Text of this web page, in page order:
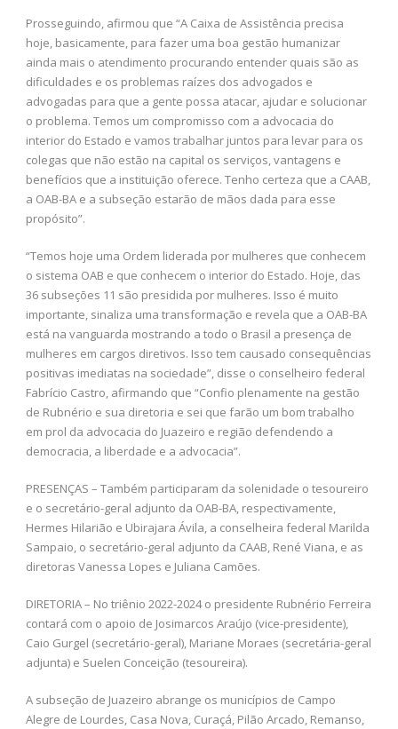
Prosseguindo, afirmou que “A Caixa de Assistência precisa
hoje, basicamente, para fazer uma boa gestão humanizar
ainda mais o atendimento procurando entender quais são as
dificuldades e os problemas raízes dos advogados e
advogadas para que a gente possa atacar, ajudar e solucionar
o problema. Temos um compromisso com a advocacia do
interior do Estado e vamos trabalhar juntos para levar para os
colegas que não estão na capital os serviços, vantagens e
benefícios que a instituição oferece. Tenho certeza que a CAAB,
a OAB-BA e a subseção estarão de mãos dada para esse
propósito”.
“Temos hoje uma Ordem liderada por mulheres que conhecem
o sistema OAB e que conhecem o interior do Estado. Hoje, das
36 subseções 11 são presidida por mulheres. Isso é muito
importante, sinaliza uma transformação e revela que a OAB-BA
está na vanguarda mostrando a todo o Brasil a presença de
mulheres em cargos diretivos. Isso tem causado consequências
positivas imediatas na sociedade”, disse o conselheiro federal
Fabrício Castro, afirmando que “Confio plenamente na gestão
de Rubnério e sua diretoria e sei que farão um bom trabalho
em prol da advocacia do Juazeiro e região defendendo a
democracia, a liberdade e a advocacia”.
PRESENÇAS – Também participaram da solenidade o tesoureiro
e o secretário-geral adjunto da OAB-BA, respectivamente,
Hermes Hilarião e Ubirajara Ávila, a conselheira federal Marilda
Sampaio, o secretário-geral adjunto da CAAB, René Viana, e as
diretoras Vanessa Lopes e Juliana Camões.
DIRETORIA – No triênio 2022-2024 o presidente Rubnério Ferreira
contará com o apoio de Josimarcos Araújo (vice-presidente),
Caio Gurgel (secretário-geral), Mariane Moraes (secretária-geral
adjunta) e Suelen Conceição (tesoureira).
A subseção de Juazeiro abrange os municípios de Campo
Alegre de Lourdes, Casa Nova, Curaçá, Pilão Arcado, Remanso,